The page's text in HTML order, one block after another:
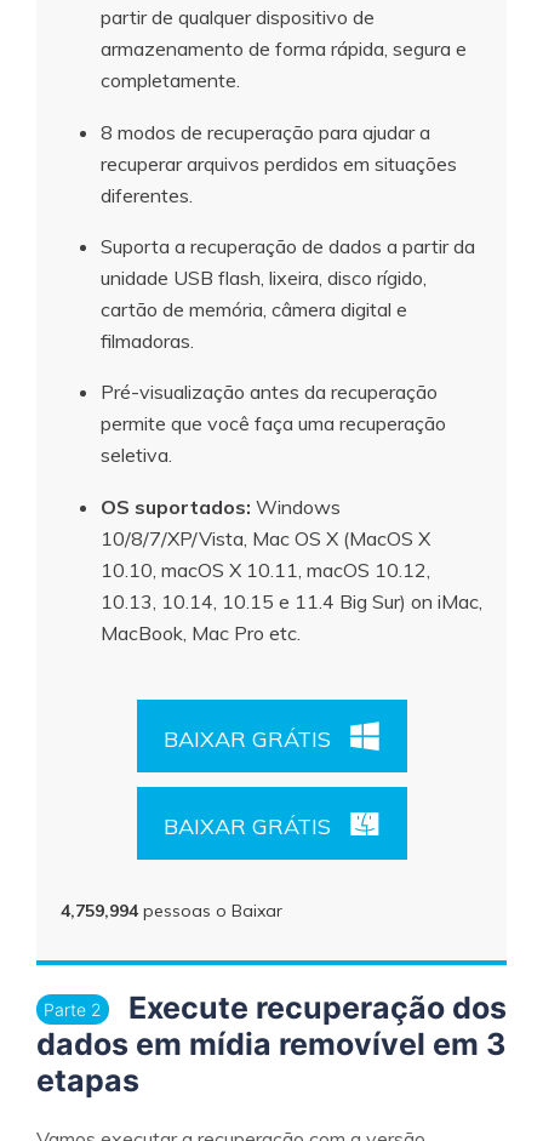
partir de qualquer dispositivo de
armazenamento de forma rápida, segura e
completamente.
8 modos de recuperação para ajudar a
recuperar arquivos perdidos em situações
diferentes.
Suporta a recuperação de dados a partir da
unidade USB flash, lixeira, disco rígido,
cartão de memória, câmera digital e
filmadoras.
Pré-visualização antes da recuperação
permite que você faça uma recuperação
seletiva.
OS suportados: Windows
10/8/7/XP/Vista, Mac OS X (MacOS X
10.10, macOS X 10.11, macOS 10.12,
10.13, 10.14, 10.15 e 11.4 Big Sur) on iMac,
MacBook, Mac Pro etc.
BAIXAR GRÁTIS
BAIXAR GRÁTIS
4,759,997pessoas o Baixar
Parte 2
Execute recuperação dos
dados em mídia removível em 3
etapas